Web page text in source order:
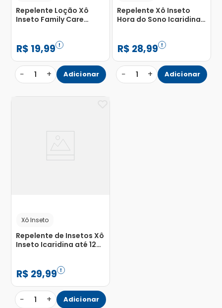
Repelente Loção Xô
Inseto Family Care
R$ 19,99
− 1 + Adicionar
Repelente Xô Inseto
Hora do Sono Icaridina
R$ 28,99
− 1 + Adicionar
Xô Inseto
Repelente de Insetos Xô
Inseto Icaridina até 12
R$ 29,99
− 1 + Adicionar